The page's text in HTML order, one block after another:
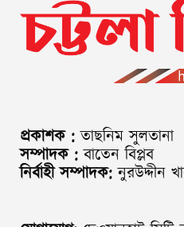
প্রকাশক : তাছনিম সুলতানা
সম্পাদক : বাতেন বিপ্লব
নির্বাহী সম্পাদক: নুরউদ্দীন